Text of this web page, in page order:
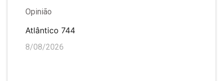
Opinião
Atlântico 744
8/08/2026